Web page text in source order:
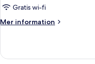
Gratis wi-fi
Mer information
Mer
rum